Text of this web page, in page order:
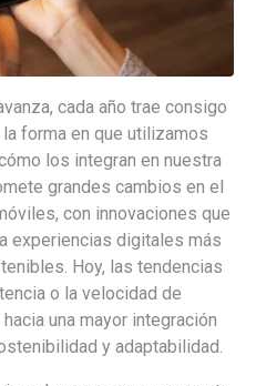
cada año trae consigo
forma en que utilizamos
los integran en nuestra
grandes cambios en el
con innovaciones que
experiencias digitales más
Hoy, las tendencias
o la velocidad de
una mayor integración
y adaptabilidad.